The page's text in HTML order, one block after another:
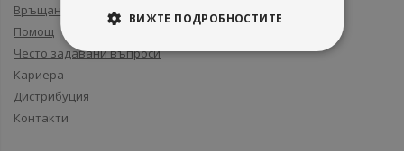
Връщане
Помощ
Често задавани въпроси
Кариера
Дистрибуция
Контакти
ВИЖТЕ ПОДРОБНОСТИТЕ